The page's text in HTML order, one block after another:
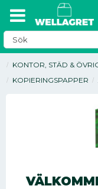
KONTOR, STÄD &
KOPIERINGSPAPPER